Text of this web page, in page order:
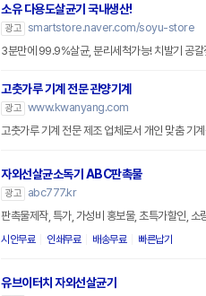
소유 다용도살균기 국내생산!
광고 smartstore.naver.com/soyu-store
3분만에 99.9%살균, 분리세척가능! 치발기 공
고춧가루 기계 전문 관양기계
광고 www.kwanyang.com
고춧가루 기계 전문 제조 업체로서 개인 맞춤 기
자외선살균소독기 ABC판촉물
광고
abc777.kr
판촉물제작, 특가, 가성비 홍보물, 초특가할인, 소
시안무료 인쇄무료 배송무료 빠른납기
유브이터치 자외선살균기